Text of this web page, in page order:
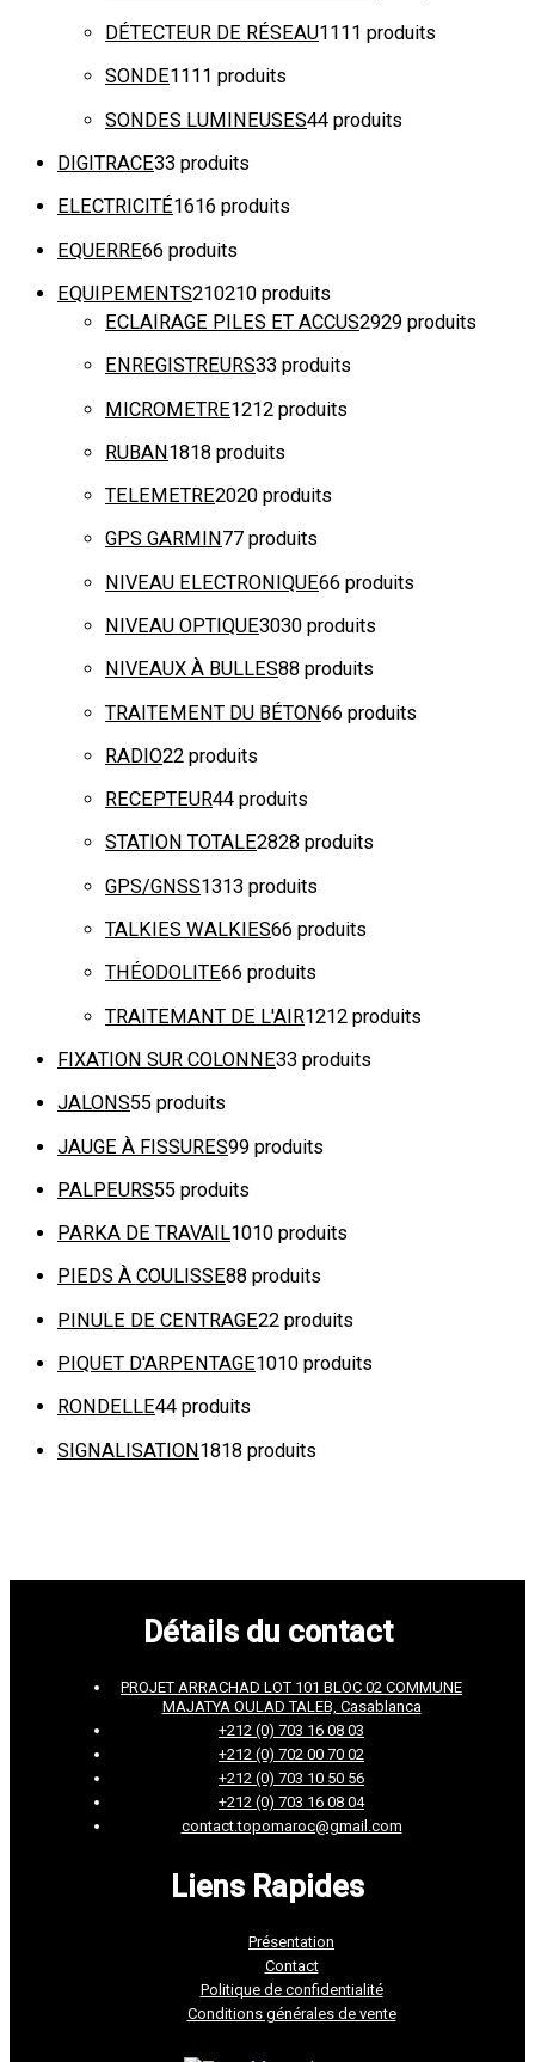
DÉTECTEUR DE RÉSEAU1111 produits
SONDE11 11 produits
SONDES LUMINEUSES44 produits
DIGITRACE33 produits
ELECTRICITÉ1616 produits
EQUERRE66 produits
EQUIPEMENTS210210 produits
ECLAIRAGE PILES ET ACCUS2929 produits
ENREGISTREURS33 produits
MICROMETRE1212 produits
RUBAN1818 produits
TELEMETRE2020 produits
GPS GARMIN 77 produits
NIVEAU ELECTRONIQUE66 produits
NIVEAU OPTIQUE3030 produits
NIVEAUX À BULLES88 produits
TRAITEMENT DU BÉTON66 produits
RADIO22 produits
RECEPTEUR44 produits
STATION TOTALE2828 produits
GPS/GNSS1313 produits
TALKIES WALKIES66 produits
THÉODOLITE66 produits
TRAITEMANT DE L'AIR1212 produits
FIXATION SUR COLONNE33 produits
JALONS55 produits
JAUGE À FISSURES99 produits
PALPEURS55 produits
PARKA DE TRAVAIL1010 produits
PIEDS À COULISSE88 produits
PINULE DE CENTRAGE22 produits
PIQUET D'ARPENTAGE1010 produits
RONDELLE44 produits
SIGNALISATION1818 produits
Détails du contact
PROJET ARRACHAD LOT 101 BLOC 02 COMMUNE
MAJATYA OULAD TALEB, Casablanca
+212 (0) 703 16 08 03
+212 (0) 702 00 70 02
+212 (0) 703 10 50 56
+212 (0) 703 16 08 04
contact.topomaroc@gmail.com
Liens Rapides
Présentation
Contact
Politique de confidentialité
Conditions générales de vente